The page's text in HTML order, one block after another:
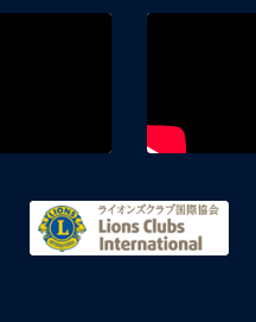
茨城県 防災・危機管理ポータルサ